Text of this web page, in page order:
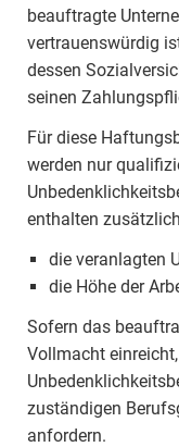
beauftragte
vertrauenswürdig
dessen
seinen
Für diese
werden nur
enthalten
die veranlagten
die Höhe der
Sofern das
Vollmacht
zuständigen
anfordern.